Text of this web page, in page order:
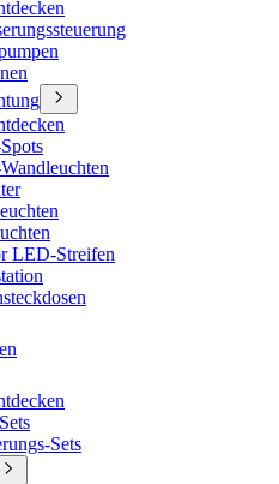
LED-Streifen
Sets